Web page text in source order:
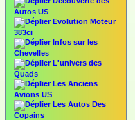
Autos US
Evolution Moteur
383ci
Infos sur les
Chevelles
L'univers des
Quads
Les Anciens
Avions US
Les Autos Des
Copains